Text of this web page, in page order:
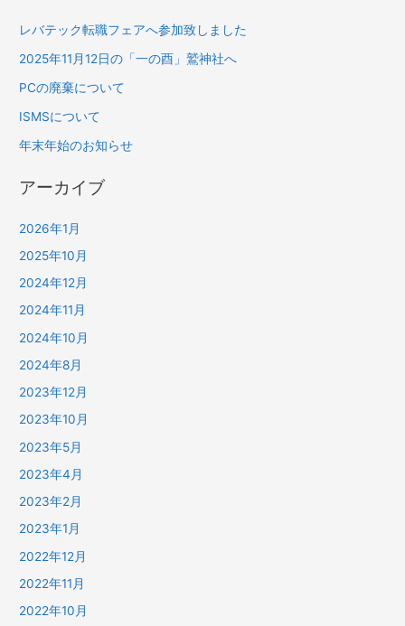
レバテック転職フェアへ参加致しました
2025年11月12日の「一の酉」鷲神社へ
PCの廃棄について
ISMSについて
年末年始のお知らせ
アーカイブ
2026年1月
2025年10月
2024年12月
2024年11月
2024年10月
2024年8月
2023年12月
2023年10月
2023年5月
2023年4月
2023年2月
2023年1月
2022年12月
2022年11月
2022年10月